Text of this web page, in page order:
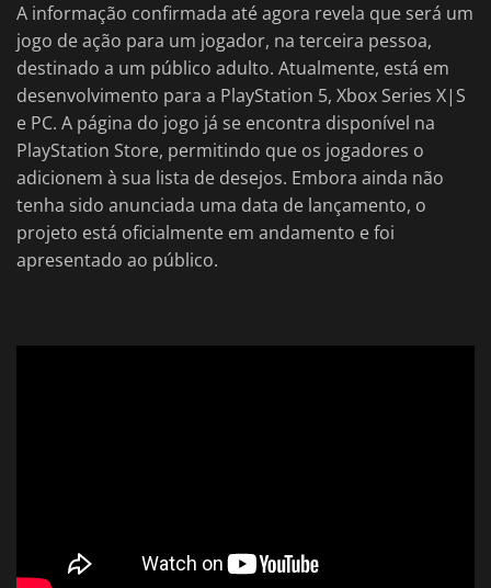
A informação confirmada até agora revela que será um
jogo de ação para um jogador, na terceira pessoa,
destinado a um público adulto. Atualmente, está em
desenvolvimento para a PlayStation 5, Xbox Series X|S
e PC. A página do jogo já se encontra disponível na
PlayStation Store, permitindo que os jogadores o
adicionem à sua lista de desejos. Embora ainda não
tenha sido anunciada uma data de lançamento, o
projeto está oficialmente em andamento e foi
apresentado ao público.